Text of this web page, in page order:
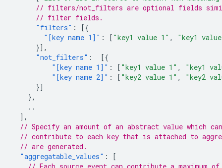
// filters/not_filters are optional fields
// filter fields.
"filters" :
[{
"[key name 1]" : [ "key1 value 1" ,
"key1
}],
"not_filters" :
[{
"[key name 1]" : [ "key1 value 1" ,
"key1
"[key name 2]" : [ "key2 value 1" ,
"key2
}]
},
..
],
// Specify an amount of an abstract value which
// contribute to each key that is attached to
// are generated.
"aggregatable_values" :
[
// Each source event can contribute a maximum